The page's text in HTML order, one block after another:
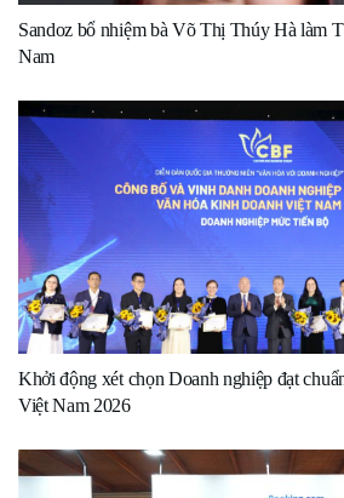
Sandoz bổ nhiệm bà Võ Thị Thúy Hà làm
Nam
Khởi động xét chọn Doanh nghiệp đạt
Việt Nam 2026